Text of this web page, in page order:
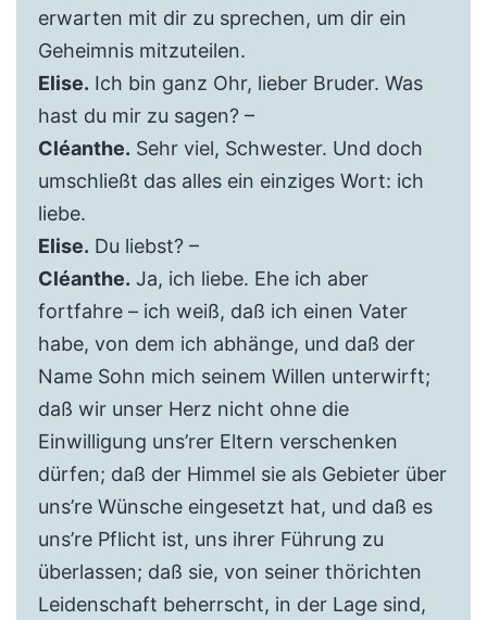
erwarten mit dir zu sprechen, um dir ein
Geheimnis mitzuteilen.
Elise. Ich bin ganz Ohr, lieber Bruder. Was
hast du mir zu sagen? –
Cléanthe. Sehr viel, Schwester. Und doch
umschließt das alles ein einziges Wort: ich
liebe.
Elise. Du liebst? –
Cléanthe. Ja, ich liebe. Ehe ich aber
fortfahre – ich weiß, daß ich einen Vater
habe, von dem ich abhänge, und daß der
Name Sohn mich seinem Willen unterwirft;
daß wir unser Herz nicht ohne die
Einwilligung uns’rer Eltern verschenken
dürfen; daß der Himmel sie als Gebieter über
uns’re Wünsche eingesetzt hat, und daß es
uns’re Pflicht ist, uns ihrer Führung zu
überlassen; daß sie, von seiner thörichten
Leidenschaft beherrscht, in der Lage sind,